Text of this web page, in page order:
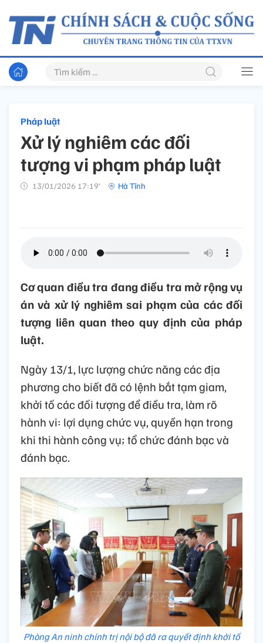
Pháp luật
Xử lý nghiêm các đối
tượng vi phạm pháp luật
13/01/2026 17:19’ Hà Tĩnh
Cơ quan điều tra đang điều tra mở rộng vụ
án và xử lý nghiêm sai phạm của các đối
tượng liên quan theo quy định của pháp
luật.
Ngày 13/1, lực lượng chức năng các địa
phương cho biết đã có lệnh bắt tạm giam,
khởi tố các đối tượng để điều tra, làm rõ
hành vi: lợi dụng chức vụ, quyền hạn trong
khi thi hành công vụ; tổ chức đánh bạc và
đánh bạc.
Phòng An ninh chính trị nội bộ đã ra quyết định khởi tố